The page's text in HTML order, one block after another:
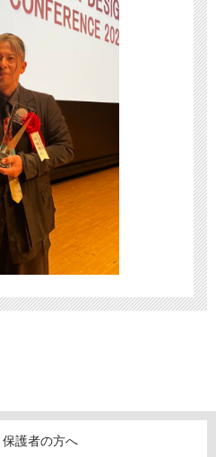
護者の方へ